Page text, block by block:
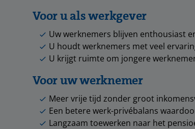
Voor u als werkgever
Uw werknemers blijven enthousiast
U houdt werknemers met veel
U krijgt ruimte om jongere
Voor uw werknemer
Meer vrije tijd zonder groot
Een betere werk-privébalans
Langzaam toewerken naar het